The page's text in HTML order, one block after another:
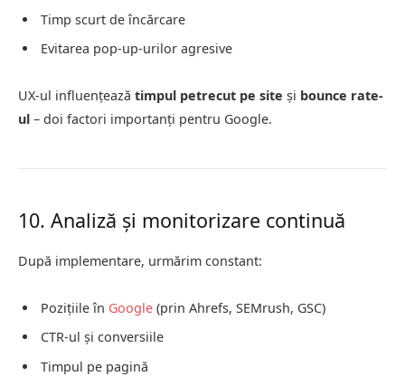
Timp scurt de încărcare
Evitarea pop-up-urilor agresive
UX-ul influențează timpul petrecut pe site și bounce rate-
ul – doi factori importanți pentru Google.
10. Analiză și monitorizare continuă
După implementare, urmărim constant:
Pozițiile în Google (prin Ahrefs, SEMrush, GSC)
CTR-ul și conversiile
Timpul pe pagină